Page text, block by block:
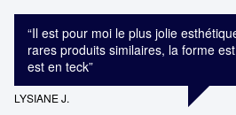
“Il est pour moi le plus jolie
rares produits similaires, la forme
est en teck”
LYSIANE J.